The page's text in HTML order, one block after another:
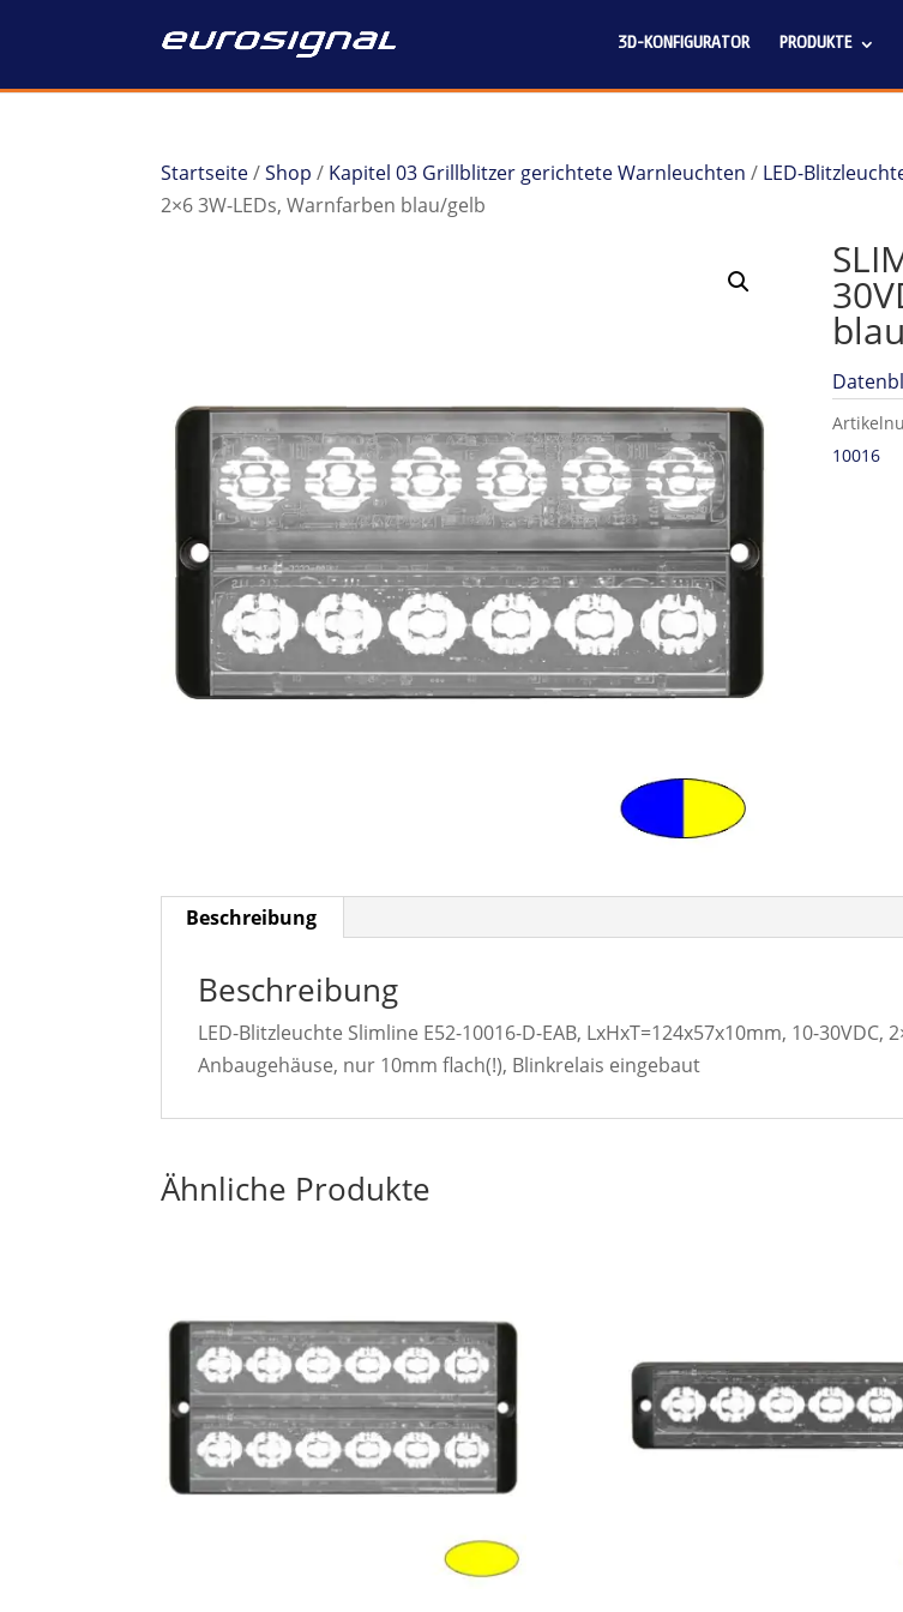
3D-KONFIGURATOR PRODUKTE
Startseite/Shop / Kapitel 03 Grillblitzer gerichtete Warnleuchten / LED-
2×6 3W-LEDs, Warnfarben blau/gelb
10016
Beschreibung
Beschreibung
LED-Blitzleuchte Slimline E52-10016-D-EAB, LxHxT=124x57x10mm, 10-
Anbaugehäuse, nur 10mm flach(!), Blinkrelais eingebaut
Ähnliche Produkte